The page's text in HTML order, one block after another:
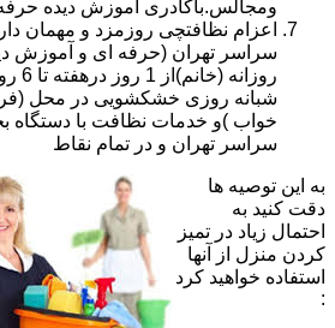
ومجالس.باکادری اموزش دیده
اعزام نظافتچی روزمزد و مهمان
سراسر تهران (حرفه ای و آموزش
شبانه روزی خشکشویی در محل
خواب )و خدمات نظافت با دستگاه
سراسر تهران و در تمام نقاط
به این توصیه ها
دقت کنید به
احتمال زیاد در تمیز
کردن منزل از آنها
استفاده خواهید کرد
: